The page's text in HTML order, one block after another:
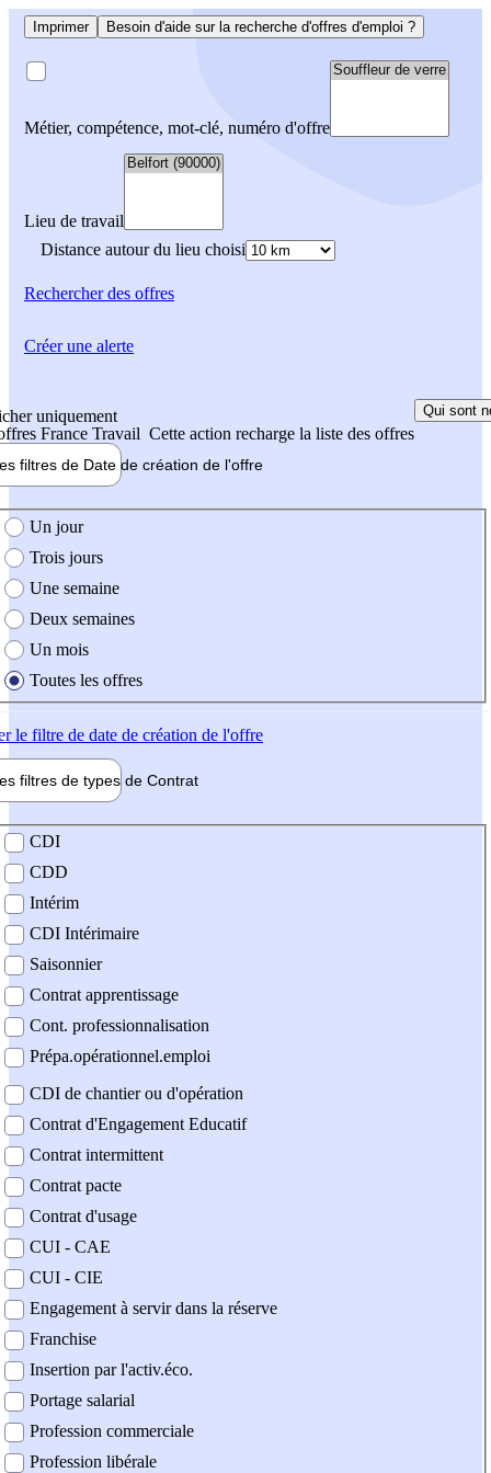
Imprimer Besoin d'aide sur la recherche d'offres d'emploi ?
Métier, compétence, mot-clé, numéro d'offre
Lieu de travail
Distance autour du lieu choisi
Rechercherdes offres
uniquement
France Travail Cette action recharge la liste des offres
Qui sont
filtres de Date de création de l'offre
création de l'offre
Un jour
Trois jours
Une semaine
Deux semaines
Un mois
Toutes les offres
le filtre de date de création de l'offre
filtres de types de Contrat
contrat
CDI
CDD
Intérim
CDI Intérimaire
Saisonnier
Contrat apprentissage
Cont. professionnalisation
Prépa.opérationnel.emploi
CDI de chantier ou d'opération
Contrat d'Engagement Educatif
Contrat intermittent
Contrat pacte
Contrat d'usage
CUI - CAE
CUI - CIE
Engagement à servir dans la réserve
Franchise
Insertion par l'activ.éco.
Portage salarial
Profession commerciale
Profession libérale
Créer une alerte